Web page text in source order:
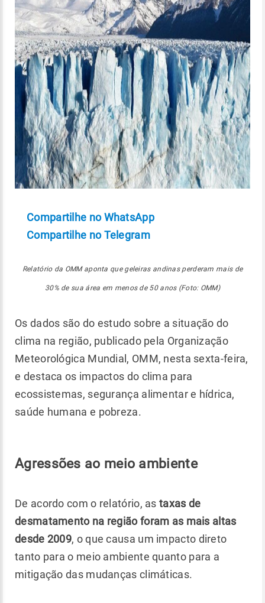
Compartilhe no WhatsApp
Compartilhe no Telegram
Relatório da OMM aponta que geleiras andinas perderam mais de
30% de sua área em menos de 50 anos (Foto: OMM)
Os dados são do estudo sobre a situação do
clima na região, publicado pela Organização
Meteorológica Mundial, OMM, nesta sexta-feira,
e destaca os impactos do clima para
ecossistemas, segurança alimentar e hídrica,
saúde humana e pobreza.
Agressões ao meio ambiente
De acordo com o relatório, as taxas de
desmatamento na região foram as mais altas
desde 2009, o que causa um impacto direto
tanto para o meio ambiente quanto para a
mitigação das mudanças climáticas.